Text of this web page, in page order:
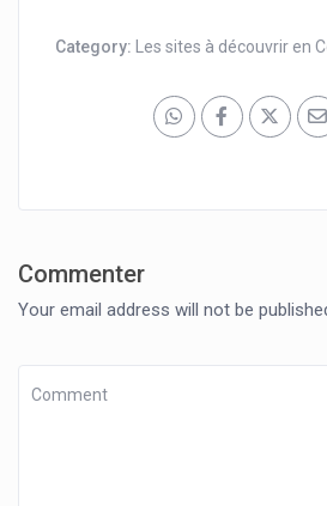
Category: Les sites à découvrir en
Commenter
Your email address will not be